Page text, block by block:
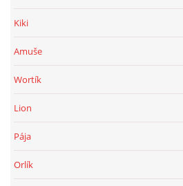
Kiki
Amuše
Wortík
Lion
Pája
Orlík